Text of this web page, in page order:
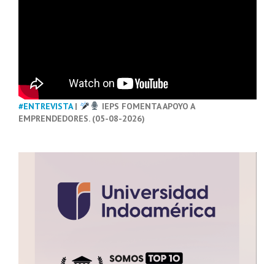
#ENTREVISTA|
IEPS FOMENTA APOYO A
EMPRENDEDORES. (05-08-2026)